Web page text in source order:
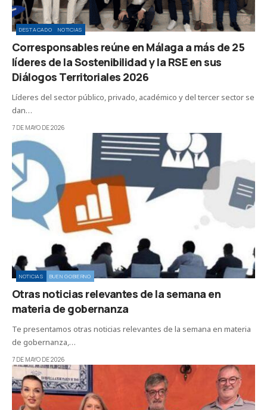
DESTACADO NOTICIAS
Corresponsables reúne en Málaga a más de 25
líderes de la Sostenibilidad y la RSE en sus
Diálogos Territoriales 2026
Líderes del sector público, privado, académico y del tercer sector se
dan…
7 DE MAYO DE 2026
NOTICIAS BUEN GOBIERNO
Otras noticias relevantes de la semana en
materia de gobernanza
Te presentamos otras noticias relevantes de la semana en materia
de gobernanza,…
7 DE MAYO DE 2026